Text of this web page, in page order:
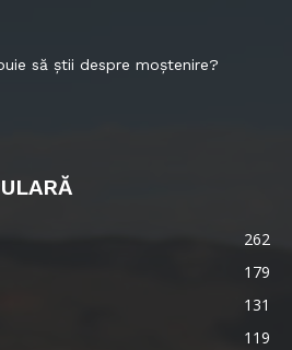
să știi despre moștenire?
262
179
131
119